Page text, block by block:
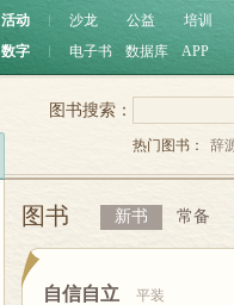
活动 沙龙 公益
培训
数字
电子书 数据库 APP
图书搜索：
热门图书： 辞
图书 新书 常备
自信自立
平装